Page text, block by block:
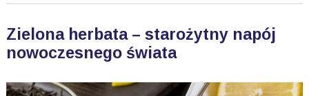
Zielona herbata – starożytny napój
nowoczesnego świata